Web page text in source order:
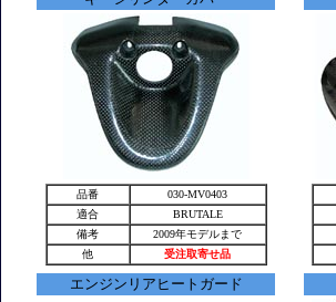
品番
030-MV0403
適合
BRUTALE
備考
2009年モデルまで
他
受注取寄せ品
エンジンリアヒートガード